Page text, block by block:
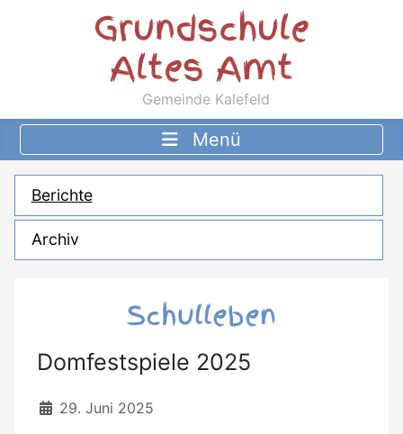
Grundschule
Altes Amt
Gemeinde Kalefeld
Berichte
Archiv
Schulleben
Domfestspiele 2025
29. Juni 2025